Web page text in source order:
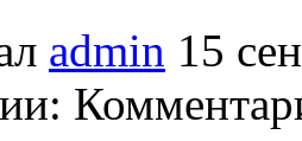
admin 15